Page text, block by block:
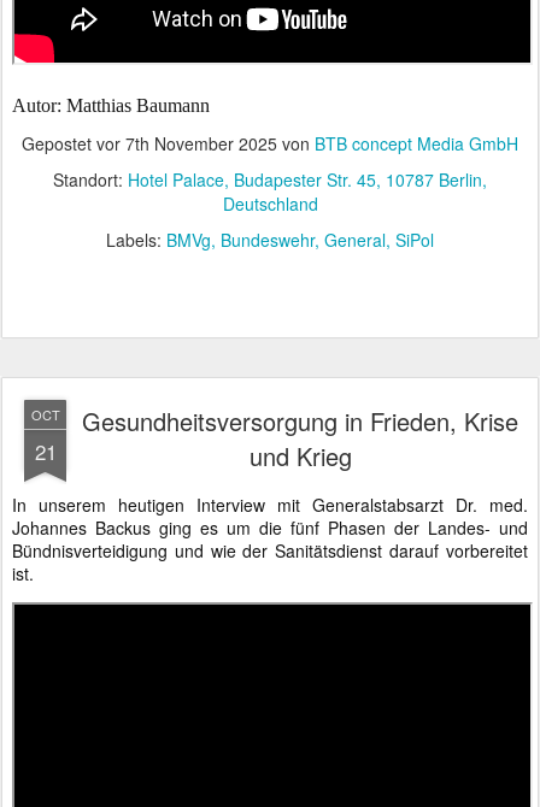
Autor: Matthias Baumann
Gepostet vor 7th November 2025 von BTB concept Media GmbH
Standort: Hotel Palace, Budapester Str. 45, 10787 Berlin,
Deutschland
Labels: BMVg Bundeswehr General SiPol
OCT
21
Gesundheitsversorgung in Frieden, Krise
und Krieg
In unserem heutigen Interview mit Generalstabsarzt Dr. med.
Johannes Backus ging es um die fünf Phasen der Landes- und
Bündnisverteidigung und wie der Sanitätsdienst darauf vorbereitet
ist.